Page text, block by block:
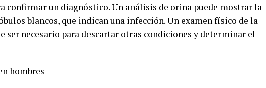
confirmar un diagnóstico. Un análisis de orina puede mostrar la
blancos, que indican una infección. Un examen físico de la
ser necesario para descartar otras condiciones y determinar el
hombres